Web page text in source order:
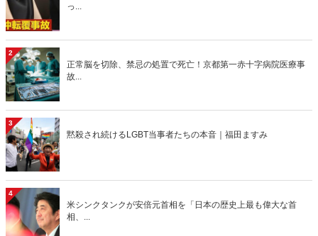
っ...
2
正常脳を切除、禁忌の処置で死亡！京都第一赤十字病院医療事
故...
3
黙殺され続けるLGBT当事者たちの本音｜福田ますみ
4
米シンクタンクが安倍元首相を「日本の歴史上最も偉大な首
相、...